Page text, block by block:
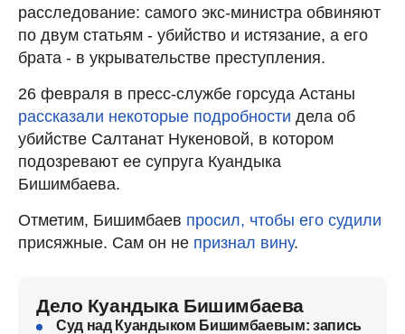
расследование: самого экс-министра обвиняют
по двум статьям - убийство и истязание, а его
брата - в укрывательстве преступления.
26 февраля в пресс-службе горсуда Астаны
рассказали некоторые подробности дела об
убийстве Салтанат Нукеновой, в котором
подозревают ее супруга Куандыка
Бишимбаева.
Отметим, Бишимбаев просил, чтобы его судили
присяжные. Сам он не признал вину.
Дело Куандыка Бишимбаева
Суд над Куандыком Бишимбаевым: запись